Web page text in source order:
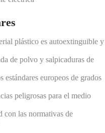
plástico es autoextinguible y
de polvo y salpicaduras de
estándares europeos de grados
peligrosas para el medio
con las normativas de